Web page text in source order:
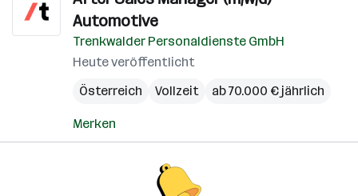
Automotive
Trenkwalder Personaldienste GmbH
Heute veröffentlicht
Österreich
Vollzeit ab 70.000 € jährlich
Merken